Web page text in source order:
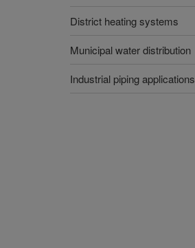
District heating systems
Municipal water distribution
Industrial piping applications